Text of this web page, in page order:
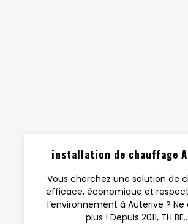
installation de chauffage
Vous cherchez une solution de
efficace, économique et
l’environnement à Auterive ?
plus ! Depuis 2011, TH BE...